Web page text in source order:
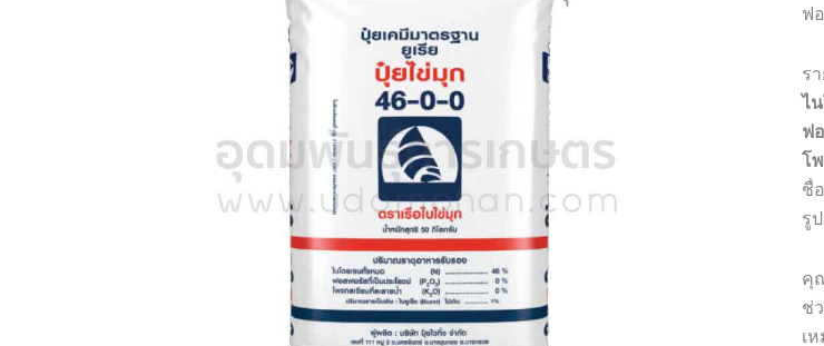
ฟ
ร
ไ
ฟ
โ
ชื่
รู
คุ
ช่
เ